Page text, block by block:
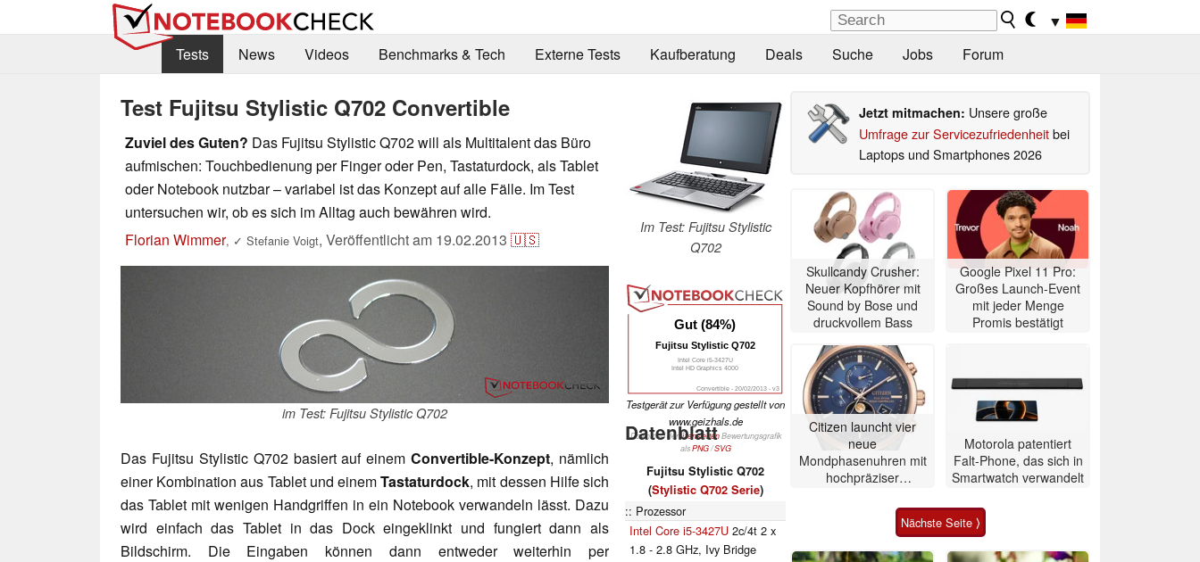
▼
Tests
News Videos Benchmarks & Tech Externe Tests Kaufberatung Deals Suche Jobs Forum
Test Fujitsu Stylistic Q702 Convertible
Zuviel des Guten? Das Fujitsu Stylistic Q702 will als Multitalent das Büro
aufmischen: Touchbedienung per Finger oder Pen, Tastaturdock, als Tablet
oder Notebook nutzbar – variabel ist das Konzept auf alle Fälle. Im Test
untersuchen wir, ob es sich im Alltag auch bewähren wird.
Florian Wimmer, ✓ Stefanie Voigt, Veröffentlicht am 19.02.2013 🇺🇸
im Test: Fujitsu Stylistic Q702
Das Fujitsu Stylistic Q702 basiert auf einemConvertible-Konzept, nämlich
einer Kombination aus Tablet und einemTastaturdock, mit dessen Hilfe sich
das Tablet mit wenigen Handgriffen in ein Notebook verwandeln lässt. Dazu
wird einfach das Tablet in das Dock eingeklinkt und fungiert dann als
Bildschirm. Die Eingaben können dann entweder weiterhin per
Im Test: Fujitsu Stylistic
Q702
Gut (84%)
Fujitsu Stylistic Q702
Intel Core i5-3427U
Intel HD Graphics 4000
Convertible - 20/02/2013 - v3
Testgerät zur Verfügung gestellt von
www.geizhals.de
Download der lizensiertenBewertungsgrafik
alsPNG/SVG
Datenblatt
Fujitsu Stylistic Q702
(Stylistic Q702 Serie)
Prozessor
Intel Core i5-3427U 2c/4t 2 x
1.8 - 2.8 GHz, Ivy Bridge
Jetzt mitmachen: Unsere große
Umfrage zur Servicezufriedenheitbei
Laptops und Smartphones 2026
Skullcandy Crusher:
Neuer Kopfhörer mit
Sound by Bose und
druckvollem Bass
Google Pixel 11 Pro:
Großes Launch-Event
mit jeder Menge
Promis bestätigt
Citizen launcht vier
neue
Mondphasenuhren mit
hochpräziser
Motorola patentiert
Falt-Phone, das sich in
Smartwatch verwandelt
Nächste Seite ⟩